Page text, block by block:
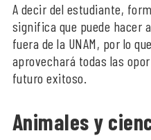
A decir del estudiante,
significa que puede hacer
fuera de la UNAM, por lo
aprovechará todas las
futuro exitoso.
Animales y